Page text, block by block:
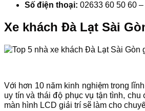
Số điện thoại: 02633 60 50 60
Xe khách Đà Lạt Sài
Với hơn 10 năm kinh nghiệm trong
uy tín và thái độ phục vụ tận tình,
màn hình LCD giải trí sẽ làm cho